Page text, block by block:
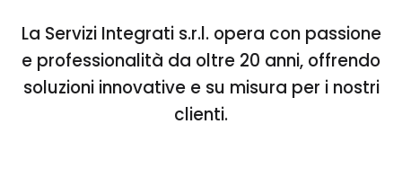
La Servizi Integrati s.r.l. opera con passione
e professionalità da oltre 20 anni, offrendo
soluzioni innovative e su misura per i nostri
clienti.